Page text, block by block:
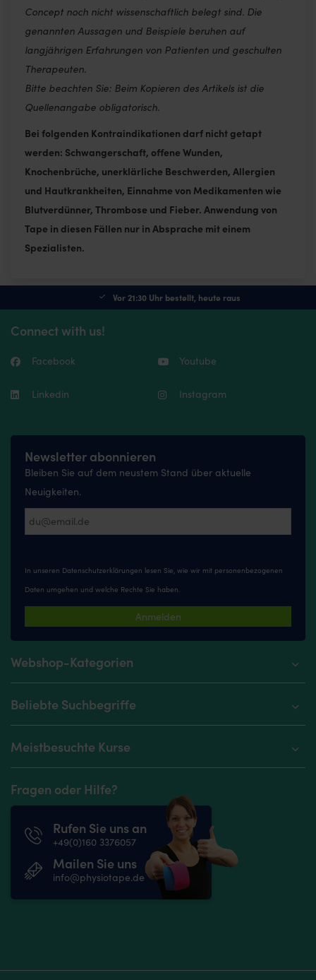
Concept noch nicht wissenschaftlich belegt sind. Die
genannten Aussagen und Beispiele beruhen auf
langjährigen Erfahrungen von Patienten und geschulten
Therapeuten.
Bitte beachten Sie: Beim Kopieren des Artikels ist die
Quellenangabe obligatorisch.
Bei folgenden Kontraindikationen darf nicht getapt
werden: Schwangerschaft, offene Wunden,
Knochenbrüche, unerklärliche Beschwerden, Allergien
und Hautkrankheiten, Einnahme von Medikamenten wie
Blutverdünner, Thrombose und Fieber. Anwendung von
Tape in diesen Fällen nur in Absprache mit einem
Spezialisten.
Vor 21:30 Uhr bestellt, heute raus
Connect with us!
Facebook Youtube
Linkedin Instagram
Newsletter abonnieren
Bleiben Sie auf dem neustem Stand über aktuelle
Neuigkeiten.
In unseren Datenschutzerklärungen lesen Sie, wie wir mit personenbezogenen
Daten umgehen und welche Rechte Sie haben.
Anmelden
Webshop-Kategorien
Beliebte Suchbegriffe
Meistbesuchte Kurse
Fragen oder Hilfe?
Rufen Sie uns an
+49(0)160 3376057
Mailen Sie uns
info@physiotape.de